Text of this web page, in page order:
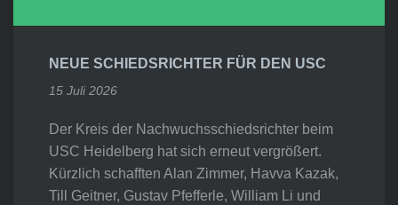
NEUE SCHIEDSRICHTER FÜR DEN USC
15 Juli 2026
Der Kreis der Nachwuchsschiedsrichter beim
USC Heidelberg hat sich erneut vergrößert.
Kürzlich schafften Alan Zimmer, Havva Kazak,
Till Geitner, Gustav Pfefferle, William Li und